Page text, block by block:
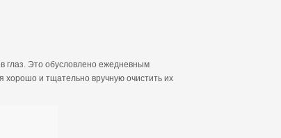
глаз. Это обусловлено ежедневным
хорошо и тщательно вручную очистить их